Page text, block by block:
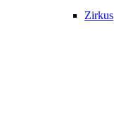
Zirkus